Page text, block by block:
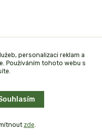
personalizaci reklam a
Používáním tohoto webu s
zde